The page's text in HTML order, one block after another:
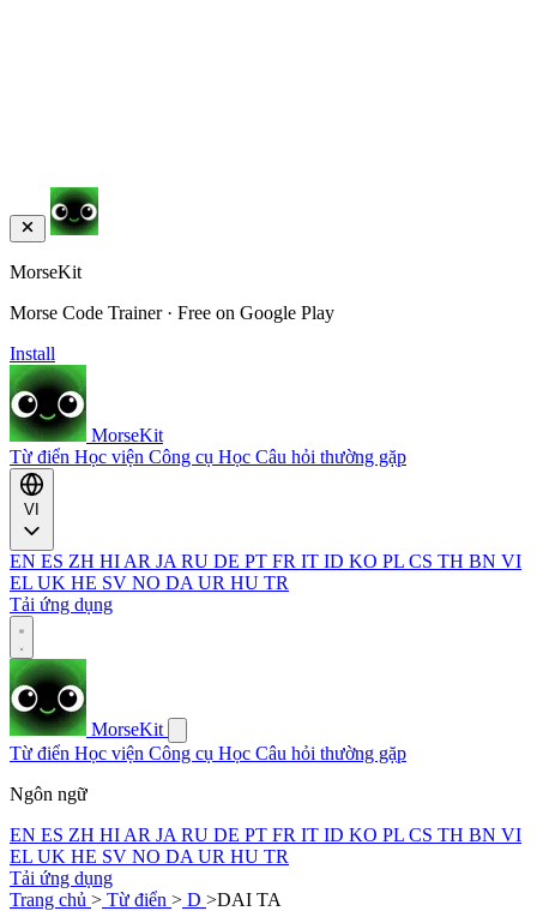
MorseKit
Morse Code Trainer · Free on Google Play
Install
MorseKit
Từ điển Học viện Công cụ Học Câu hỏi thường gặp
EN ES ZH HI AR JA RU DE PT FR IT ID KO PL CS TH BN VI
EL UK HE SV NO DA UR HU TR
Tải ứng dụng
MorseKit
Từ điển Học viện Công cụ Học Câu hỏi thường gặp
Ngôn ngữ
EN ES ZH HI AR JA RU DE PT FR IT ID KO PL CS TH BN VI
EL UK HE SV NO DA UR HU TR
Tải ứng dụng
Trang chủ > Từ điển > D >DAI TA